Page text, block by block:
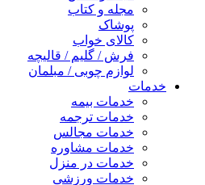
مجله و کتاب
پوشاک
کالای خواب
فرش / گلیم / قالیچه
لوازم چوبی / مبلمان
خدمات
خدمات بیمه
خدمات ترجمه
خدمات مجالس
خدمات مشاوره
خدمات در منزل
خدمات ورزشی